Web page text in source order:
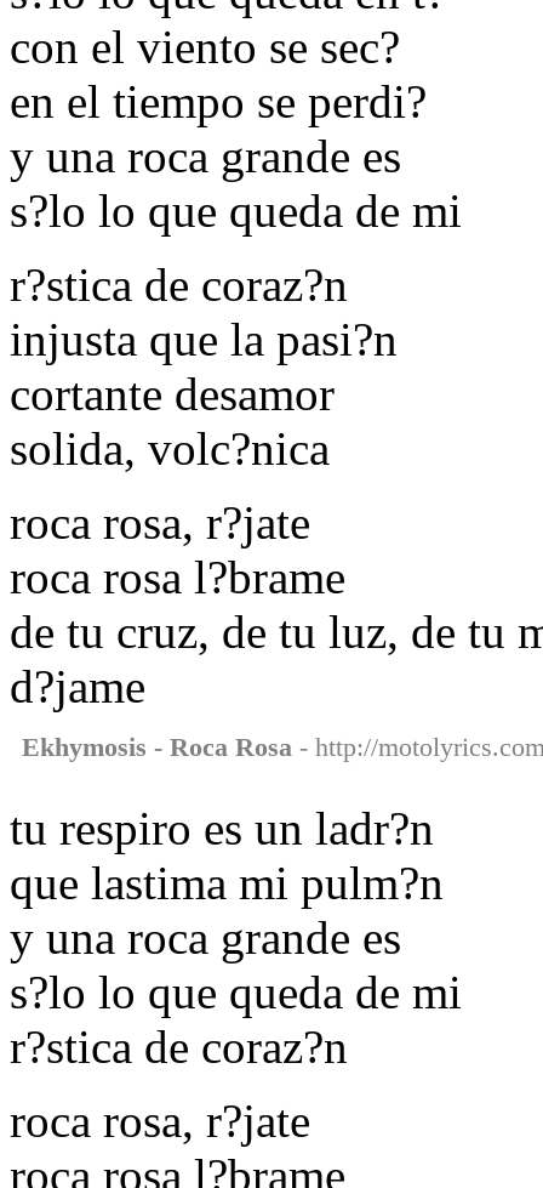
con el viento se sec?
en el tiempo se perdi?
y una roca grande es
s?lo lo que queda de mi
r?stica de coraz?n
injusta que la pasi?n
cortante desamor
solida, volc?nica
roca rosa, r?jate
roca rosa l?brame
de tu cruz, de tu luz, de tu
d?jame
Ekhymosis - Roca Rosa - http://
tu respiro es un ladr?n
que lastima mi pulm?n
y una roca grande es
s?lo lo que queda de mi
r?stica de coraz?n
roca rosa, r?jate
roca rosa l?brame